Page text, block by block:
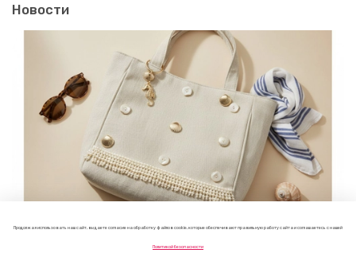
Новости
Продолжая использовать наш сайт, вы даете согласие на обработку файлов cookie, которые обеспечивают правильную работу сайта и соглашаетесь с нашей
Политикой безопасности